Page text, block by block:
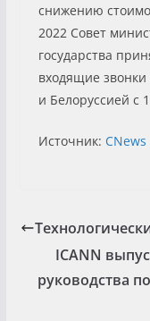
снижению
2022 Совет
государства
входящие
и Белоруссией с
Источник: CNews
ICANN
руководства